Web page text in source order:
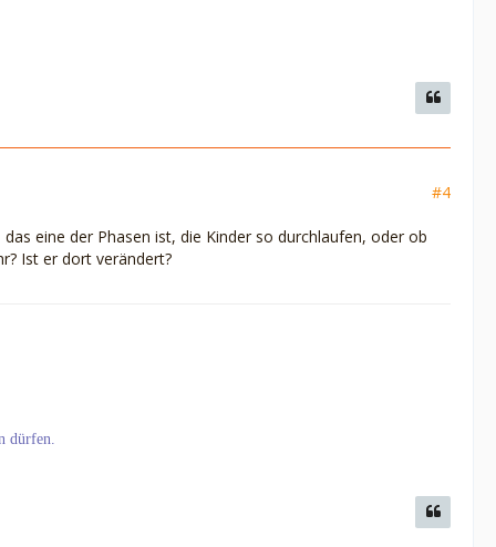
#4
eine der Phasen ist, die Kinder so durchlaufen, oder ob
Ist er dort verändert?
dürfen.